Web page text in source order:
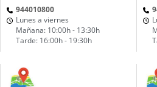
944010800
Lunes a viernes
Mañana: 10:00h - 13:30h
Tarde: 16:00h - 19:30h